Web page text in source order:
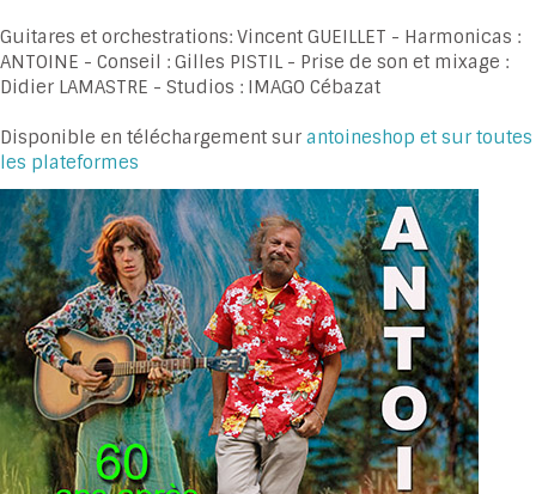
Guitares et orchestrations: Vincent GUEILLET - Harmonicas :
ANTOINE - Conseil : Gilles PISTIL - Prise de son et mixage :
Didier LAMASTRE - Studios : IMAGO Cébazat
Disponible en téléchargement sur antoineshop et sur toutes
les plateformes